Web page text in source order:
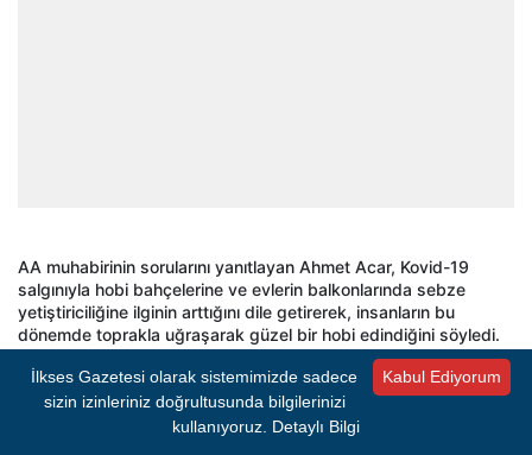
AA muhabirinin sorularını yanıtlayan Ahmet Acar, Kovid-19
salgınıyla hobi bahçelerine ve evlerin balkonlarında sebze
yetiştiriciliğine ilginin arttığını dile getirerek, insanların bu
dönemde toprakla uğraşarak güzel bir hobi edindiğini söyledi.
Acar, pazarlardan veya seralardan alınan fideleri yetiştirirken
dikkat edilmesi gerekenleri şöyle anlattı:
Kabul Ediyorum
İlkses Gazetesi olarak sistemimizde sadece
sizin izinleriniz doğrultusunda bilgilerinizi
kullanıyoruz. Detaylı Bilgi